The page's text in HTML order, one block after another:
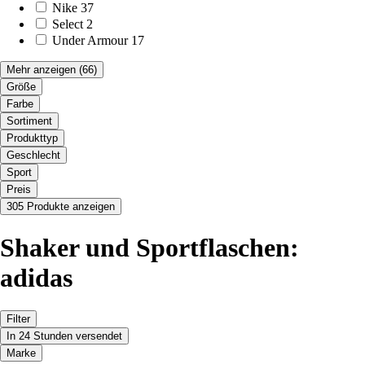
Nike 37
Select 2
Under Armour 17
Mehr anzeigen (66)
Größe
Farbe
Sortiment
Produkttyp
Geschlecht
Sport
Preis
305 Produkte anzeigen
Shaker und Sportflaschen:
adidas
Filter
In 24 Stunden versendet
Marke